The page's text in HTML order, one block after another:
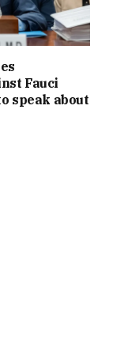
Fauci
speak about